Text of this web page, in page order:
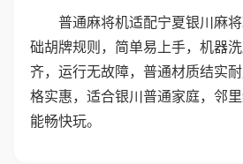
普通麻将机适配宁夏银川麻
础胡牌规则，简单易上手，机器
齐，运行无故障，普通材质结实
格实惠，适合银川普通家庭，邻
能畅快玩。